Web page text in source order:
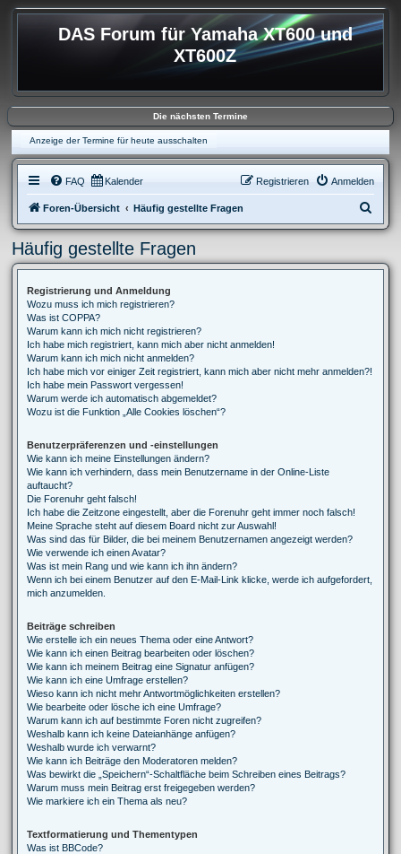
DAS Forum für Yamaha XT600 und
XT600Z
Die nächsten Termine
Anzeige der Termine für heute ausschalten
FAQ Kalender Anmelden
Registrieren
Foren-Übersicht Häufig gestellte Fragen
u
h
Häufig gestellte Fragen
Registrierung und Anmeldung
Wozu muss ich mich registrieren?
Was ist COPPA?
Warum kann ich mich nicht registrieren?
Ich habe mich registriert, kann mich aber nicht anmelden!
Warum kann ich mich nicht anmelden?
Ich habe mich vor einiger Zeit registriert, kann mich aber nicht mehr anmelden?!
Ich habe mein Passwort vergessen!
Warum werde ich automatisch abgemeldet?
Wozu ist die Funktion „Alle Cookies löschen“?
Benutzerpräferenzen und -einstellungen
Wie kann ich meine Einstellungen ändern?
Wie kann ich verhindern, dass mein Benutzername in der Online-Liste
auftaucht?
Die Forenuhr geht falsch!
Ich habe die Zeitzone eingestellt, aber die Forenuhr geht immer noch falsch!
Meine Sprache steht auf diesem Board nicht zur Auswahl!
Was sind das für Bilder, die bei meinem Benutzernamen angezeigt werden?
Wie verwende ich einen Avatar?
Was ist mein Rang und wie kann ich ihn ändern?
Wenn ich bei einem Benutzer auf den E-Mail-Link klicke, werde ich aufgefordert,
mich anzumelden.
Beiträge schreiben
Wie erstelle ich ein neues Thema oder eine Antwort?
Wie kann ich einen Beitrag bearbeiten oder löschen?
Wie kann ich meinem Beitrag eine Signatur anfügen?
Wie kann ich eine Umfrage erstellen?
Wieso kann ich nicht mehr Antwortmöglichkeiten erstellen?
Wie bearbeite oder lösche ich eine Umfrage?
Warum kann ich auf bestimmte Foren nicht zugreifen?
Weshalb kann ich keine Dateianhänge anfügen?
Weshalb wurde ich verwarnt?
Wie kann ich Beiträge den Moderatoren melden?
Was bewirkt die „Speichern“-Schaltfläche beim Schreiben eines Beitrags?
Warum muss mein Beitrag erst freigegeben werden?
Wie markiere ich ein Thema als neu?
Textformatierung und Thementypen
Was ist BBCode?